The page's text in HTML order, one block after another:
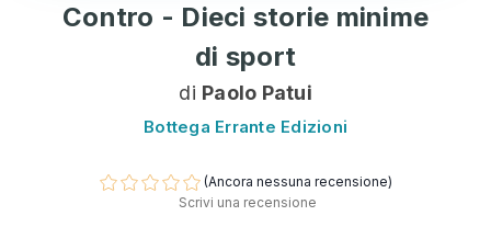
Contro - Dieci storie minime
di sport
di Paolo Patui
Bottega Errante Edizioni
(Ancora nessuna recensione)
Scrivi una recensione